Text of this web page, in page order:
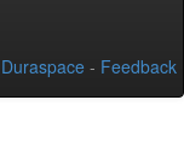
Duraspace - Feedback